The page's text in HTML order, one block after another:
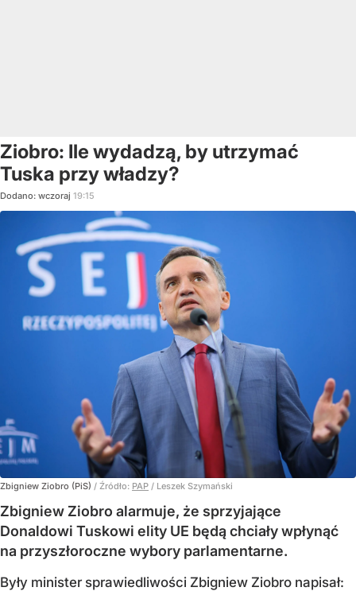
Ziobro: Ile wydadzą, by utrzymać
Tuska przy władzy?
Dodano: wczoraj 19:15
Zbigniew Ziobro (PiS) / Źródło: PAP / Leszek Szymański
Zbigniew Ziobro alarmuje, że sprzyjające
Donaldowi Tuskowi elity UE będą chciały wpłynąć
na przyszłoroczne wybory parlamentarne.
Były minister sprawiedliwości Zbigniew Ziobro napisał: